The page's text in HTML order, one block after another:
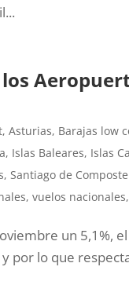
,Asturias, Barajas low
, Islas Baleares, Islas
,Santiago de
,vuelos nacionales
un 5,1%,
por lo que